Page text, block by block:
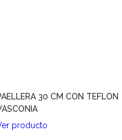
30 CM CON TEFLON
producto